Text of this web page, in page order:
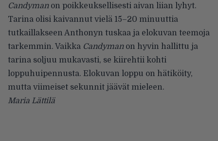
Candymanon poikkeuksellisesti aivan liian lyhyt.
Tarina olisi kaivannut vielä 15–20 minuuttia
tutkaillakseen Anthonyn tuskaa ja elokuvan teemoja
tarkemmin. Vaikka Candymanon hyvin hallittu ja
tarina soljuu mukavasti, se kiirehtii kohti
loppuhuipennusta. Elokuvan loppu on hätiköity,
mutta viimeiset sekunnit jäävät mieleen.
Maria Lättilä